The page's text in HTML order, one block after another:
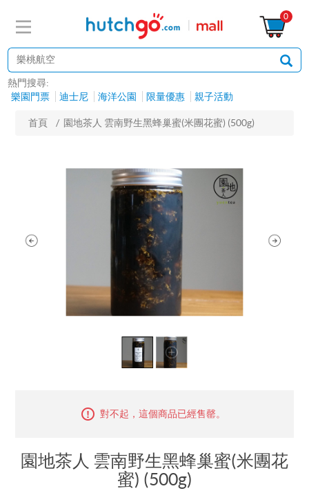
0
熱門搜尋:
樂園門票
迪士尼 海洋公園 限量優惠 親子活動
首頁 / 園地茶人 雲南野生黑蜂巢蜜(米團花蜜) (500g)
對不起，這個商品已經售罄。
園地茶人 雲南野生黑蜂巢蜜(米團花
蜜) (500g)